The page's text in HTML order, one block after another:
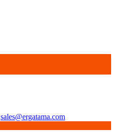
sales@ergatama.com